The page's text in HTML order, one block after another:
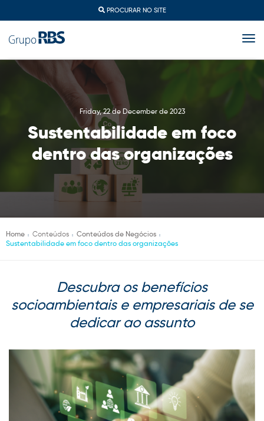
PROCURAR NO SITE
Friday, 22 de December de 2023
Sustentabilidade em foco
dentro das organizações
Home Conteúdos
Conteúdos de Negócios
Sustentabilidade em foco dentro das organizações
Descubra os benefícios
socioambientais e empresariais de se
dedicar ao assunto